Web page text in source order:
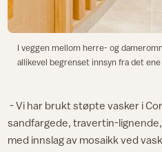
I veggen mellom herre- og
allikevel begrenset innsyn fra det
- Vi har brukt støpte vasker i
sandfargede, travertin-
med innslag av mosaikk ved